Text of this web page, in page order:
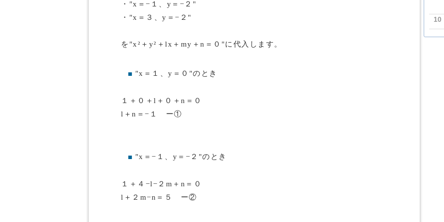
・"x＝−１、y＝−２"
・"x＝３、y＝−２"
を"x²＋y²＋lx＋my＋n＝０"に代入します。
■ "x＝１、y＝０"のとき
１＋０＋l＋０＋n＝０
l＋n＝−１ ー①
■ "x＝−１、y＝−２"のとき
１＋４−l−２m＋n＝０
l＋２m−n＝５ ー②
10